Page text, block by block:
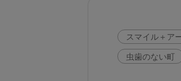
スマイル＋ア
虫歯のない町